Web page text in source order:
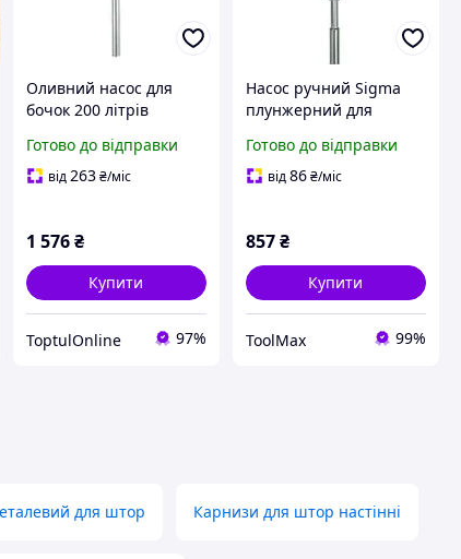
Оливний насос для
бочок 200 літрів
Готово до відправки
від263 ₴/міс
1 576 ₴
Купити
ToptulOnline 97%
Насос ручний Sigma
плунжерний для
бочки (18л/хв)
Готово до відправки
від86₴/міс
857₴
Купити
ToolMax 99%
для штор Карнизи для штор настінні